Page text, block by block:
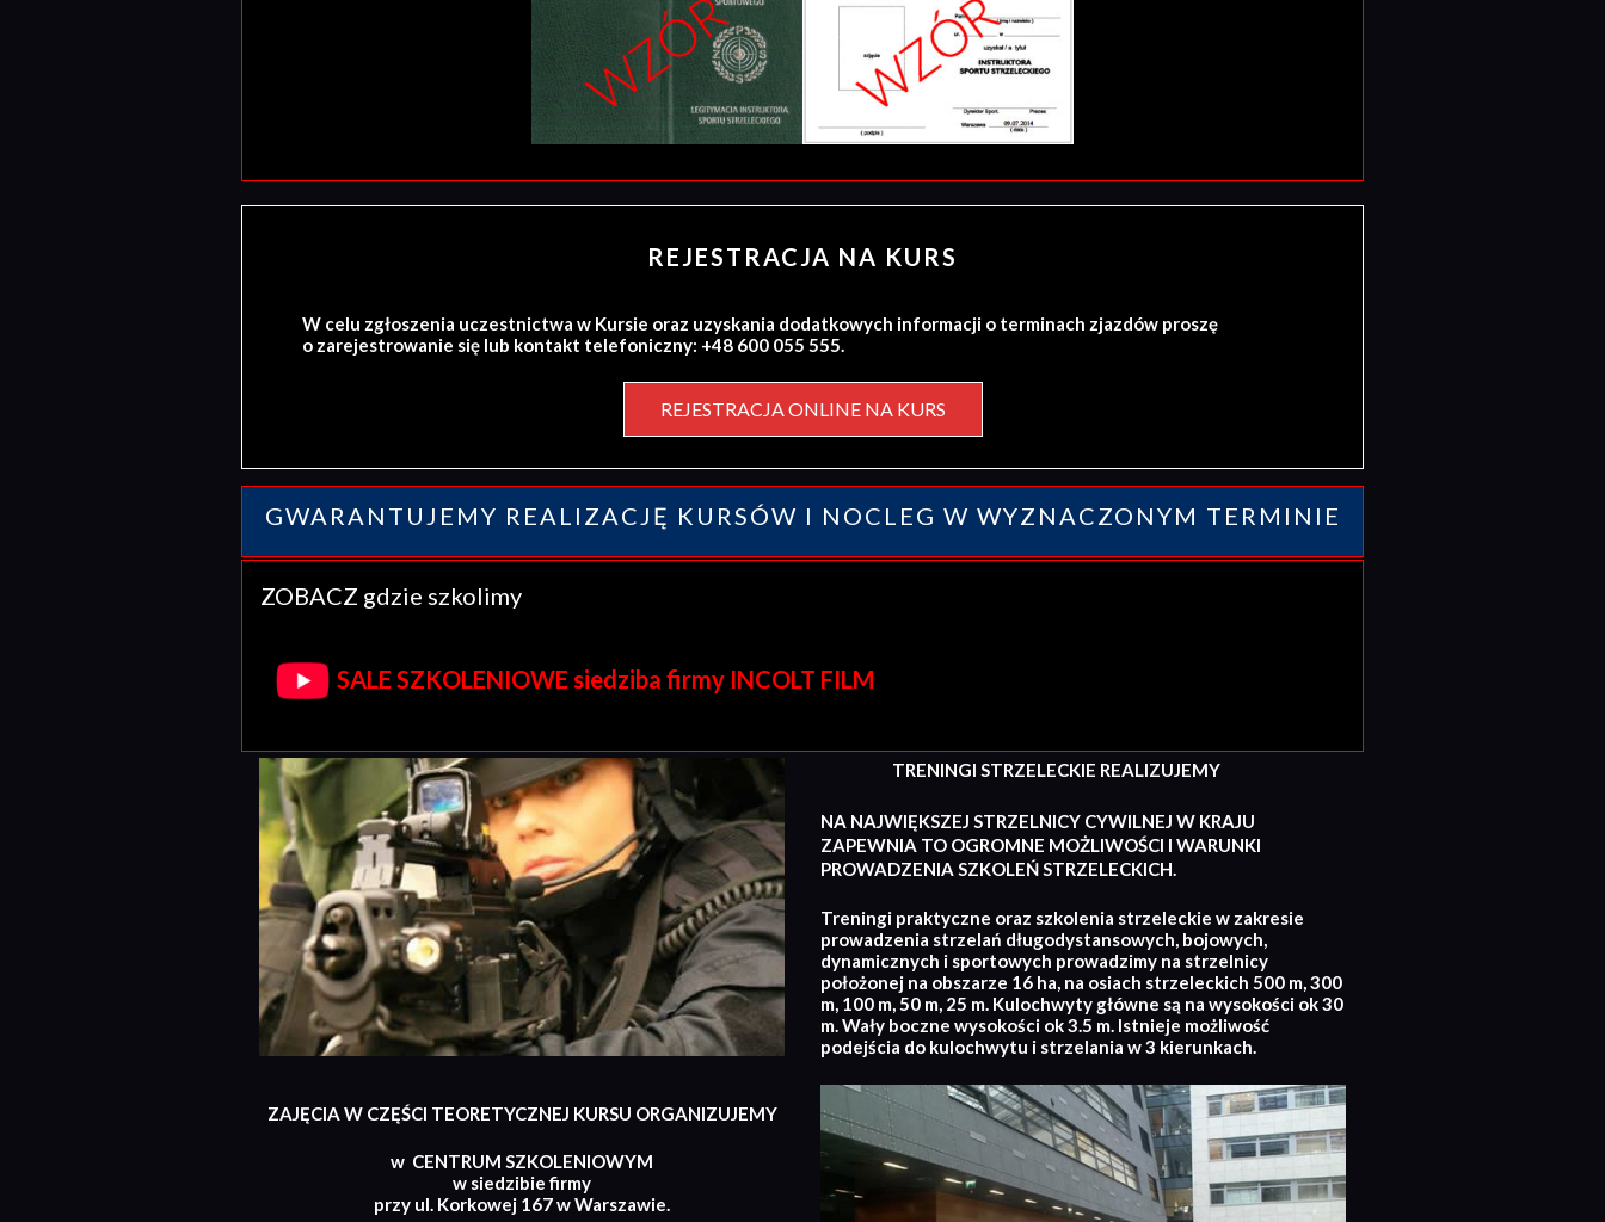
REJESTRACJA NA KURS
W celu zgłoszenia uczestnictwa w Kursie oraz uzyskania dodatkowych informacji o terminach zjazdów proszę
o zarejestrowanie się lub kontakt telefoniczny: +48 600 055 555.
REJESTRACJA ONLINE NA KURS
GWARANTUJEMY REALIZACJĘ KURSÓW I NOCLEG W WYZNACZONYM TERMINIE
ZOBACZ gdzie szkolimy
SALE SZKOLENIOWE siedziba firmy INCOLT FILM
TRENINGI STRZELECKIE REALIZUJEMY
NA NAJWIĘKSZEJ STRZELNICY CYWILNEJ W KRAJU
ZAPEWNIA TO OGROMNE MOŻLIWOŚCI I WARUNKI
PROWADZENIA SZKOLEŃ STRZELECKICH.
Treningi praktyczne oraz szkolenia strzeleckie w zakresie
prowadzenia strzelań długodystansowych, bojowych,
dynamicznych i sportowych prowadzimy na strzelnicy
położonej na obszarze 16 ha, na osiach strzeleckich 500 m, 300
m, 100 m, 50 m, 25 m. Kulochwyty główne są na wysokości ok 30
m. Wały boczne wysokości ok 3.5 m. Istnieje możliwość
podejścia do kulochwytu i strzelania w 3 kierunkach.
ZAJĘCIA W CZĘŚCI TEORETYCZNEJ KURSU ORGANIZUJEMY
w CENTRUM SZKOLENIOWYM
w siedzibie firmy
przy ul. Korkowej 167 w Warszawie.